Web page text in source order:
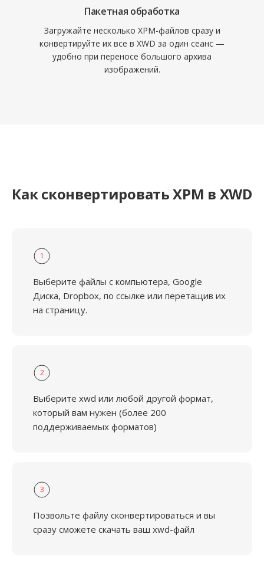
Пакетная обработка
Загружайте несколько XPM-файлов сразу и
конвертируйте их все в XWD за один сеанс —
удобно при переносе большого архива
изображений.
Как сконвертировать XPM в XWD
1
Выберите файлы с компьютера, Google
Диска, Dropbox, по ссылке или перетащив их
на страницу.
2
Выберите xwd или любой другой формат,
который вам нужен (более 200
поддерживаемых форматов)
3
Позвольте файлу сконвертироваться и вы
сразу сможете скачать ваш xwd-файл